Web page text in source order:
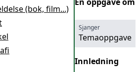
(bok, film...)
Sjanger
Temaoppgave
Innledning